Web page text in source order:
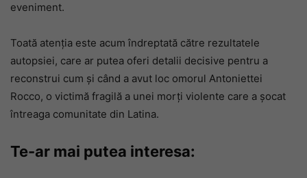
eveniment.
Toată atenţia este acum îndreptată către rezultatele
autopsiei, care ar putea oferi detalii decisive pentru a
reconstrui cum şi când a avut loc omorul Antoniettei
Rocco, o victimă fragilă a unei morţi violente care a şocat
întreaga comunitate din Latina.
Te-ar mai putea interesa: